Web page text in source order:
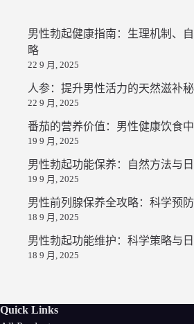
男性勃起健康指南：生理机制、
略
22 9 月, 2025
人参：提升男性活力的天然滋补
22 9 月, 2025
番茄的营养价值：男性健康饮食
19 9 月, 2025
男性勃起功能保养：自然方法与
19 9 月, 2025
男性前列腺保养全攻略：科学预
18 9 月, 2025
男性勃起功能维护：科学策略与
18 9 月, 2025
Quick Links